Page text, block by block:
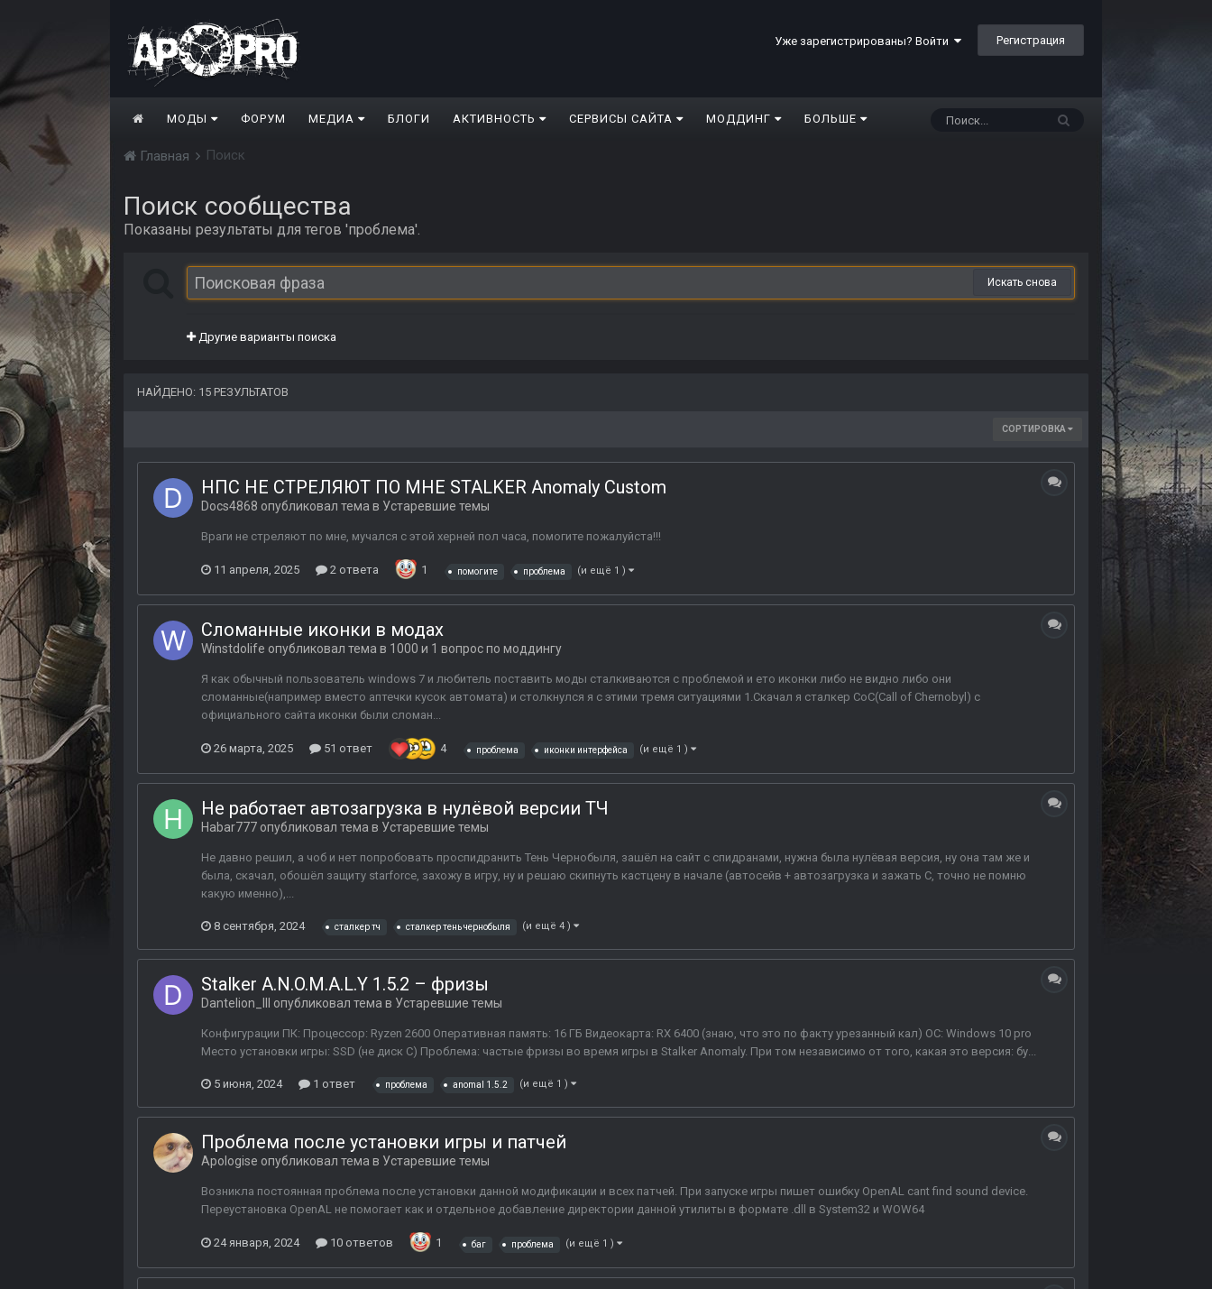
Уже зарегистрированы? Войти Регистрация
МОДЫ ФОРУМ МЕДИА БЛОГИ АКТИВНОСТЬ СЕРВИСЫ САЙТА МОДДИНГ БОЛЬШЕ
Главная Поиск
Поиск сообщества
Показаны результаты для тегов 'проблема'.
Искать снова
Другие варианты поиска
НАЙДЕНО: 15 РЕЗУЛЬТАТОВ
СОРТИРОВКА
НПС НЕ СТРЕЛЯЮТ ПО МНЕ STALKER Anomaly Custom
Docs4868 опубликовал тема в Устаревшие темы
Враги не стреляют по мне, мучался с этой херней пол часа, помогите пожалуйста!!!
11 апреля, 2025 2 ответа 1 помогите проблема (и ещё 1 )
Сломанные иконки в модах
Winstdolife опубликовал тема в 1000 и 1 вопрос по моддингу
Я как обычный пользователь windows 7 и любитель поставить моды сталкиваются с проблемой и ето иконки либо не видно либо они
сломанные(например вместо аптечки кусок автомата) и столкнулся я с этими тремя ситуациями 1.Скачал я сталкер CoC(Call of Chernobyl) с
официального сайта иконки были сломан...
26 марта, 2025 51 ответ 4 проблема иконки интерфейса (и ещё 1 )
Не работает автозагрузка в нулёвой версии ТЧ
Habar777 опубликовал тема в Устаревшие темы
Не давно решил, а чоб и нет попробовать проспидранить Тень Чернобыля, зашёл на сайт с спидранами, нужна была нулёвая версия, ну она там же и
была, скачал, обошёл защиту starforce, захожу в игру, ну и решаю скипнуть кастцену в начале (автосейв + автозагрузка и зажать С, точно не помню
какую именно),...
8 сентября, 2024 сталкер тч сталкер тень чернобыля (и ещё 4 )
Stalker A.N.O.M.A.L.Y 1.5.2 – фризы
Dantelion_III опубликовал тема в Устаревшие темы
Конфигурации ПК: Процессор: Ryzen 2600 Оперативная память: 16 ГБ Видеокарта: RX 6400 (знаю, что это по факту урезанный кал) ОС: Windows 10 pro
Место установки игры: SSD (не диск C) Проблема: частые фризы во время игры в Stalker Anomaly. При том независимо от того, какая это версия: бу...
5 июня, 2024 1 ответ проблема anomal 1.5.2 (и ещё 1 )
Проблема после установки игры и патчей
Apologise опубликовал тема в Устаревшие темы
Возникла постоянная проблема после установки данной модификации и всех патчей. При запуске игры пишет ошибку OpenAL cant find sound device.
Переустановка OpenAL не помогает как и отдельное добавление директории данной утилиты в формате .dll в System32 и WOW64
24 января, 2024 10 ответов 1 баг проблема (и ещё 1 )